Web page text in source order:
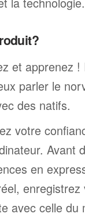
et apprenez
parler le
des natifs.
votre
Avant
en
avec celle du